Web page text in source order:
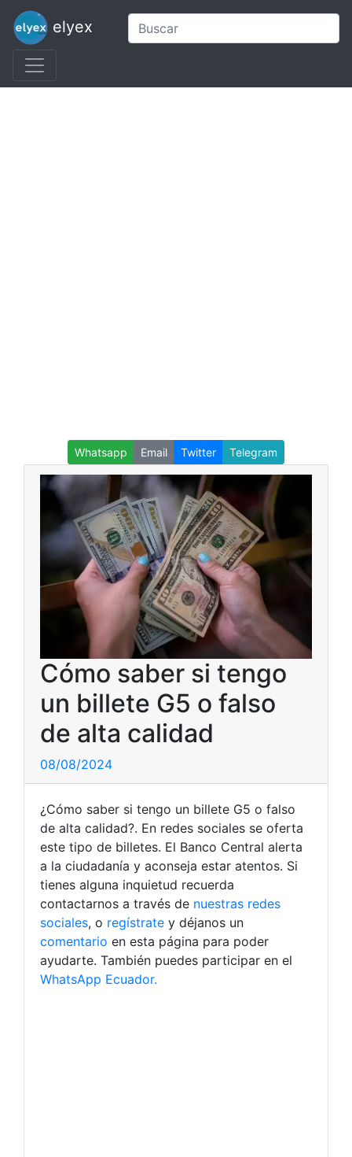
elyex
Whatsapp Email Twitter Telegram
Cómo saber si tengo
un billete G5 o falso
de alta calidad
08/08/2024
¿Cómo saber si tengo un billete G5 o falso
de alta calidad?. En redes sociales se oferta
este tipo de billetes. El Banco Central alerta
a la ciudadanía y aconseja estar atentos. Si
tienes alguna inquietud recuerda
contactarnos a través de nuestras redes
sociales, o regístrate y déjanos un
comentario en esta página para poder
ayudarte. También puedes participar en el
WhatsApp Ecuador.